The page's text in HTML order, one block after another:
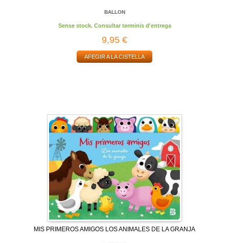
BALLON
Sense stock. Consultar terminis d'entrega
9,95 €
AFEGIR A LA CISTELLA
MIS PRIMEROS AMIGOS LOS ANIMALES DE LA GRANJA